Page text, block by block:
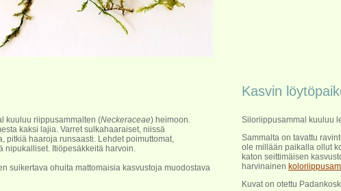
kuuluu riippusammalten (Neckeraceae) heimoon.
kaksi lajia. Varret sulkahaaraiset, niissä
pitkiä haaroja runsaasti. Lehdet poimuttomat,
nipukalliset. Itiöpesäkkeitä harvoin.
suikertava ohuita mattomaisia kasvustoja muodostava
Kasvin
Siloriippusammal kuuluu
Sammalta on tavattu
ole millään paikalla ollut
katon seittimäisen
harvinainen
Kuvat on otettu